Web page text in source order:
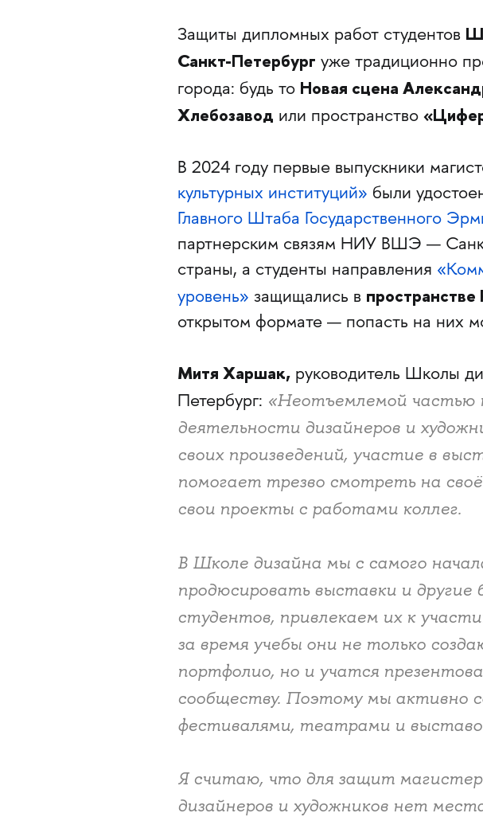
Защиты дипломных работ студентов
Санкт-Петербург уже традиционно
города: будь то Новая сцена
Хлебозавод или пространство
В 2024 году первые выпускники
культурных институций» были
Главного Штаба Государственного
партнерским связям НИУ ВШЭ —
страны, а студенты направления
уровень» защищались в пространстве
открытом формате — попасть на них
Митя Харшак,руководитель Школы
Петербург: «Неотъемлемой частью
деятельности дизайнеров и
своих произведений, участие в
помогает трезво смотреть на
свои проекты с работами коллег.
В Школе дизайна мы с самого
продюсировать выставки и
студентов, привлекаем их к
за время учебы они не только
портфолио, но и учатся
сообществу. Поэтому мы активно
фестивалями, театрами и
Я считаю, что для защит
дизайнеров и художников нет